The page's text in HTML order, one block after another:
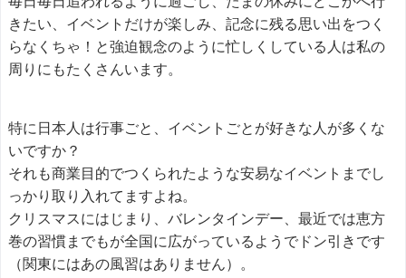
きたい、イベントだけが楽しみ、記念に残る思い出をつく
らなくちゃ！と強迫観念のように忙しくしている人は私の
周りにもたくさんいます。
特に日本人は行事ごと、イベントごとが好きな人が多くな
いですか？
それも商業目的でつくられたような安易なイベントまでし
っかり取り入れてますよね。
クリスマスにはじまり、バレンタインデー、最近では恵方
巻の習慣までもが全国に広がっているようでドン引きです
（関東にはあの風習はありません）。